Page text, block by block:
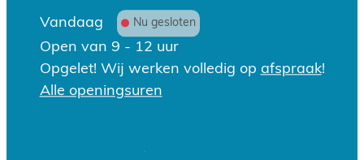
Openingsuren
Vandaag Nu gesloten
Open van 9 - 12 uur
Opgelet! Wij werken volledig op afspraak!
Alle openingsurenLokaal bestuur Houthalen-